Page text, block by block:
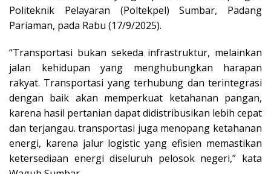
Politeknik Pelayaran (Poltekpel) Sumbar, Padang
Pariaman, pada Rabu (17/9/2025).
“Transportasi bukan sekeda infrastruktur, melainkan
jalan kehidupan yang menghubungkan harapan
rakyat. Transportasi yang terhubung dan terintegrasi
dengan baik akan memperkuat ketahanan pangan,
karena hasil pertanian dapat didistribusikan lebih cepat
dan terjangau. transportasi juga menopang ketahanan
energi, karena jalur logistic yang efisien memastikan
ketersediaan energi diseluruh pelosok negeri,” kata